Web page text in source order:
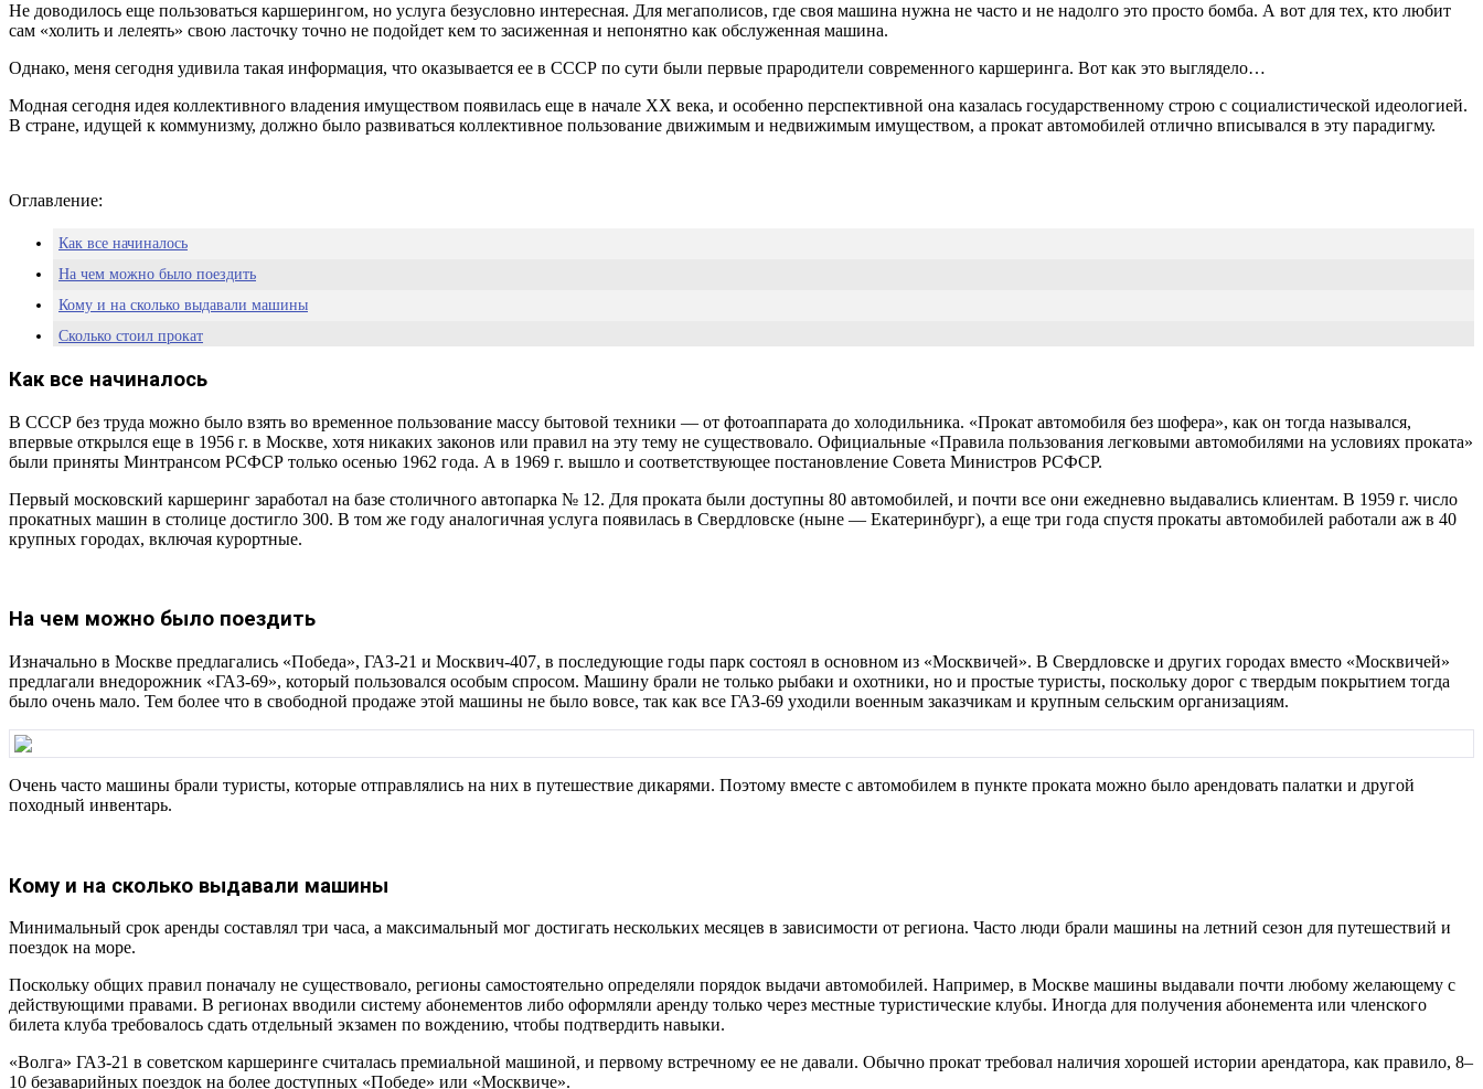
Не доводилось еще пользоваться каршерингом, но услуга безусловно интересная. Для мегаполисов, где своя машина нужна не часто и не надолго это просто бомба. А вот для тех, кто любит
сам «холить и лелеять» свою ласточку точно не подойдет кем то засиженная и непонятно как обслуженная машина.
Однако, меня сегодня удивила такая информация, что оказывается ее в СССР по сути были первые прародители современного каршеринга. Вот как это выглядело…
Модная сегодня идея коллективного владения имуществом появилась еще в начале ХХ века, и особенно перспективной она казалась государственному строю с социалистической идеологией.
В стране, идущей к коммунизму, должно было развиваться коллективное пользование движимым и недвижимым имуществом, а прокат автомобилей отлично вписывался в эту парадигму.
Оглавление:
Как все начиналось
На чем можно было поездить
Кому и на сколько выдавали машины
Сколько стоил прокат
Как все начиналось
В СССР без труда можно было взять во временное пользование массу бытовой техники — от фотоаппарата до холодильника. «Прокат автомобиля без шофера», как он тогда назывался,
впервые открылся еще в 1956 г. в Москве, хотя никаких законов или правил на эту тему не существовало. Официальные «Правила пользования легковыми автомобилями на условиях проката»
были приняты Минтрансом РСФСР только осенью 1962 года. А в 1969 г. вышло и соответствующее постановление Совета Министров РСФСР.
Первый московский каршеринг заработал на базе столичного автопарка № 12. Для проката были доступны 80 автомобилей, и почти все они ежедневно выдавались клиентам. В 1959 г. число
прокатных машин в столице достигло 300. В том же году аналогичная услуга появилась в Свердловске (ныне — Екатеринбург), а еще три года спустя прокаты автомобилей работали аж в 40
крупных городах, включая курортные.
На чем можно было поездить
Изначально в Москве предлагались «Победа», ГАЗ-21 и Москвич-407, в последующие годы парк состоял в основном из «Москвичей». В Свердловске и других городах вместо «Москвичей»
предлагали внедорожник «ГАЗ-69», который пользовался особым спросом. Машину брали не только рыбаки и охотники, но и простые туристы, поскольку дорог с твердым покрытием тогда
было очень мало. Тем более что в свободной продаже этой машины не было вовсе, так как все ГАЗ-69 уходили военным заказчикам и крупным сельским организациям.
Очень часто машины брали туристы, которые отправлялись на них в путешествие дикарями. Поэтому вместе с автомобилем в пункте проката можно было арендовать палатки и другой
походный инвентарь.
Кому и на сколько выдавали машины
Минимальный срок аренды составлял три часа, а максимальный мог достигать нескольких месяцев в зависимости от региона. Часто люди брали машины на летний сезон для путешествий и
поездок на море.
Поскольку общих правил поначалу не существовало, регионы самостоятельно определяли порядок выдачи автомобилей. Например, в Москве машины выдавали почти любому желающему с
действующими правами. В регионах вводили систему абонементов либо оформляли аренду только через местные туристические клубы. Иногда для получения абонемента или членского
билета клуба требовалось сдать отдельный экзамен по вождению, чтобы подтвердить навыки.
«Волга» ГАЗ-21 в советском каршеринге считалась премиальной машиной, и первому встречному ее не давали. Обычно прокат требовал наличия хорошей истории арендатора, как правило, 8–
10 безаварийных поездок на более доступных «Победе» или «Москвиче».